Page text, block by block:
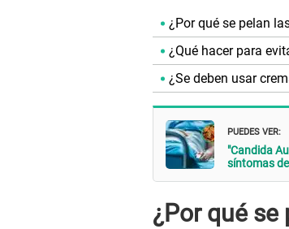
¿Por qué se pelan
¿Qué hacer para
¿Se deben usar
PUEDES VER:
"Candida
síntomas
¿Por qué se